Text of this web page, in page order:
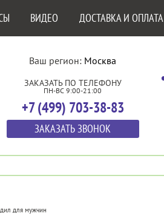
ВИДЕО ДОСТАВКА И ОПЛАТА
Ваш регион: Москва
ЗАКАЗАТЬ ПО ТЕЛЕФОНУ
ПН-ВС 9:00-21:00
+7 (499) 703-38-83
ЗАКАЗАТЬ ЗВОНОК
для мужчин